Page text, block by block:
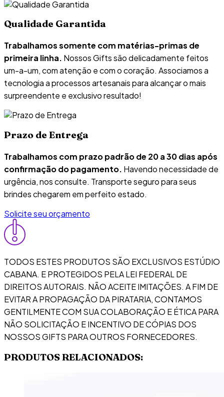
Qualidade Garantida
Trabalhamos somente com matérias-primas de
primeira linha. Nossos Gifts são delicadamente feitos
um-a-um, com atenção e com o coração. Associamos a
tecnologia a processos artesanais para alcançar o mais
surpreendente e exclusivo resultado!
Prazo de Entrega
Trabalhamos com prazo padrão de 20 a 30 dias após
confirmação do pagamento. Havendo necessidade de
urgência, nos consulte. Transporte seguro para seus
brindes chegarem em perfeito estado.
Solicite seu orçamento
TODOS ESTES PRODUTOS SÃO EXCLUSIVOS ESTÚDIO
CABANA. E PROTEGIDOS PELA LEI FEDERAL DE
DIREITOS AUTORAIS. NÃO ACEITE IMITAÇÕES. A FIM DE
EVITAR A PROPAGAÇÃO DA PIRATARIA, CONTAMOS
GENTILMENTE COM SUA COLABORAÇÃO E ÉTICA PARA
NÃO SOLICITAÇÃO E INCENTIVO DE CÓPIAS DOS
NOSSOS GIFTS PARA OUTROS FORNECEDORES.
PRODUTOS RELACIONADOS: